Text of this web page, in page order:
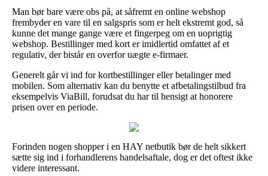
Man bør bare være obs på, at såfremt en online webshop
frembyder en vare til en salgspris som er helt ekstremt god, så
kunne det mange gange være et fingerpeg om en uoprigtig
webshop. Bestillinger med kort er imidlertid omfattet af et
regulativ, der bistår en overfor uægte e-firmaer.
Generelt går vi ind for kortbestillinger eller betalinger med
mobilen. Som alternativ kan du benytte et afbetalingstilbud fra
eksempelvis ViaBill, forudsat du har til hensigt at honorere
prisen over en periode.
Forinden nogen shopper i en HAY netbutik bør de helt sikkert
sætte sig ind i forhandlerens handelsaftale, dog er det oftest ikke
videre interessant.